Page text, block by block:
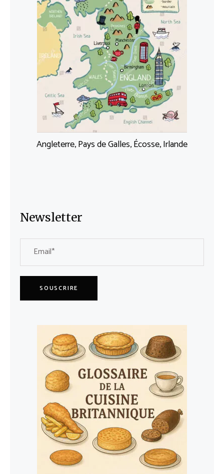
Angleterre, Pays de Galles, Écosse, Irlande
Newsletter
SOUSCRIRE